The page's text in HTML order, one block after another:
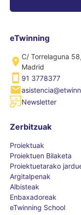
eTwinning
C/ Torrelaguna
Madrid
91 3778377
Newsletter
Zerbitzuak
Proiektuak
Proiektuen Bilaketa
Proiektuetarako
Argitalpenak
Albisteak
Enbaxadoreak
eTwinning School